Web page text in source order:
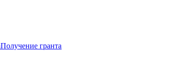
Получение гранта